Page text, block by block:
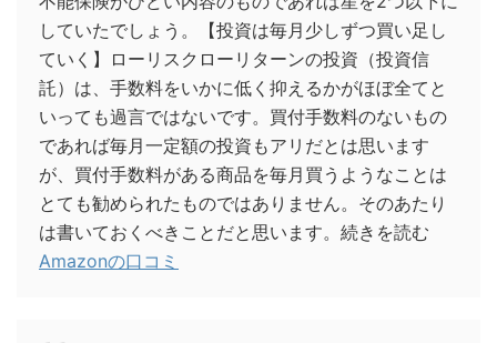
していたでしょう。【投資は毎月少しずつ買い足し
ていく】ローリスクローリターンの投資（投資信
託）は、手数料をいかに低く抑えるかがほぼ全てと
いっても過言ではないです。買付手数料のないもの
であれば毎月一定額の投資もアリだとは思います
が、買付手数料がある商品を毎月買うようなことは
とても勧められたものではありません。そのあたり
は書いておくべきことだと思います。続きを読む
Amazonの口コミ